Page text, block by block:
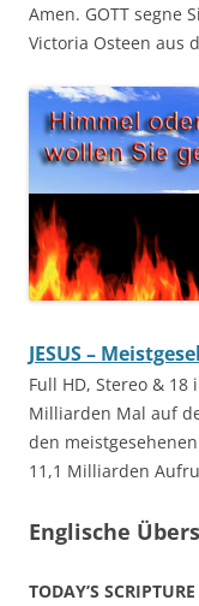
Amen. GOTT segne
Victoria Osteen aus
JESUS –
Full HD, Stereo &
Milliarden Mal auf
den
11,1 Milliarden
Englische
TODAY’S